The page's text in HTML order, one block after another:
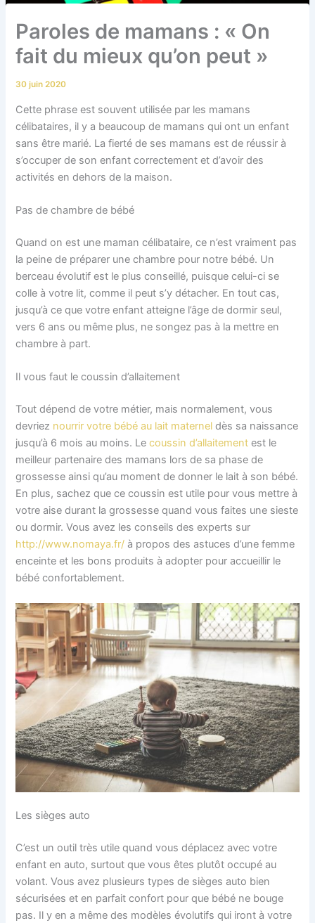
Paroles de mamans : « On
fait du mieux qu’on peut »
30 juin 2020
Cette phrase est souvent utilisée par les mamans
célibataires, il y a beaucoup de mamans qui ont un enfant
sans être marié. La fierté de ses mamans est de réussir à
s’occuper de son enfant correctement et d’avoir des
activités en dehors de la maison.
Pas de chambre de bébé
Quand on est une maman célibataire, ce n’est vraiment pas
la peine de préparer une chambre pour notre bébé. Un
berceau évolutif est le plus conseillé, puisque celui-ci se
colle à votre lit, comme il peut s’y détacher. En tout cas,
jusqu’à ce que votre enfant atteigne l’âge de dormir seul,
vers 6 ans ou même plus, ne songez pas à la mettre en
chambre à part.
Il vous faut le coussin d’allaitement
Tout dépend de votre métier, mais normalement, vous
devriez nourrir votre bébé au lait maternel dès sa naissance
jusqu’à 6 mois au moins. Lecoussin d’allaitement est le
meilleur partenaire des mamans lors de sa phase de
grossesse ainsi qu’au moment de donner le lait à son bébé.
En plus, sachez que ce coussin est utile pour vous mettre à
votre aise durant la grossesse quand vous faites une sieste
ou dormir. Vous avez les conseils des experts sur
http://www.nomaya.fr/ à propos des astuces d’une femme
enceinte et les bons produits à adopter pour accueillir le
bébé confortablement.
Les sièges auto
C’est un outil très utile quand vous déplacez avec votre
enfant en auto, surtout que vous êtes plutôt occupé au
volant. Vous avez plusieurs types de sièges auto bien
sécurisées et en parfait confort pour que bébé ne bouge
pas. Il y en a même des modèles évolutifs qui iront à votre